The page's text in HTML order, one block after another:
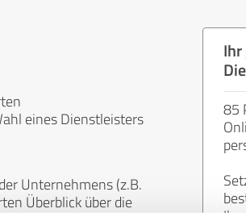
eines Dienstleisters
Unternehmens (z.B.
Überblick über die
85